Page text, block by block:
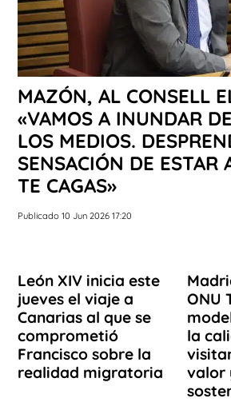
MAZÓN, AL CONSELL
«VAMOS A INUNDAR
LOS MEDIOS.
SENSACIÓN DE ESTAR
TE CAGAS»
Publicado 10 Jun 2026 17:20
León XIV inicia este
jueves el viaje a
Canarias al que se
comprometió
Francisco sobre la
realidad migratoria
ONU
la
valor